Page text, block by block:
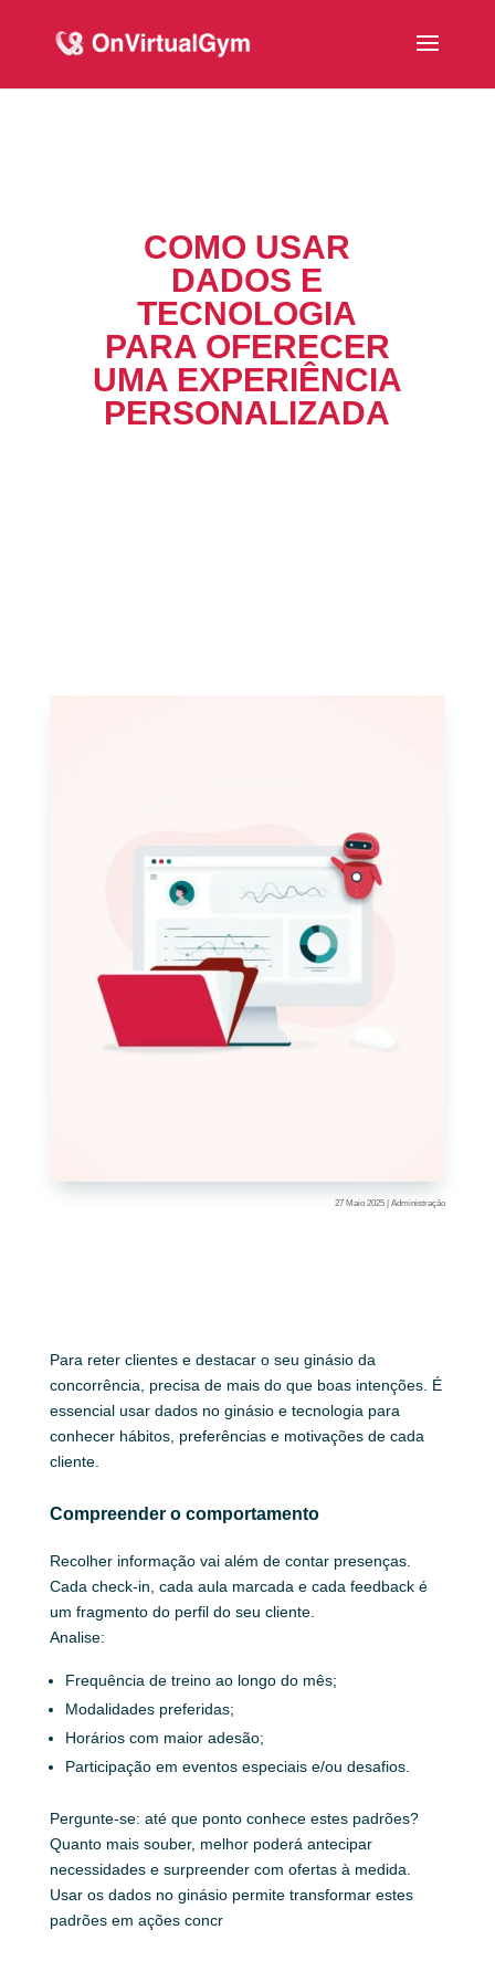
COMO USAR
DADOS E
TECNOLOGIA
PARA OFERECER
UMA EXPERIÊNCIA
PERSONALIZADA
27 Maio 2025 |Administração
Para reter clientes e destacar o seu ginásio da
concorrência, precisa de mais do que boas intenções. É
essencial usar dados no ginásio e tecnologia para
conhecer hábitos, preferências e motivações de cada
cliente.
Compreender o comportamento
Recolher informação vai além de contar presenças.
Cada check‑in, cada aula marcada e cada feedback é
um fragmento do perfil do seu cliente.
Analise:
Frequência de treino ao longo do mês;
Modalidades preferidas;
Horários com maior adesão;
Participação em eventos especiais e/ou desafios.
Pergunte‑se: até que ponto conhece estes padrões?
Quanto mais souber, melhor poderá antecipar
necessidades e surpreender com ofertas à medida.
Usar os dados no ginásio permite transformar estes
padrões em ações concr